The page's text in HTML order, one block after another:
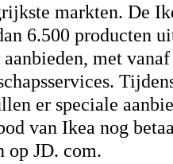
markten. De
6.500 producten
met
er speciale
van Ikea nog
op JD. com.